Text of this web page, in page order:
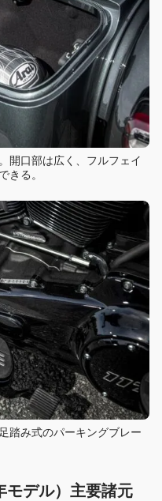
開口部は広く、フルフェイ
きる。
踏み式のパーキングブレー
モデル）主要諸元